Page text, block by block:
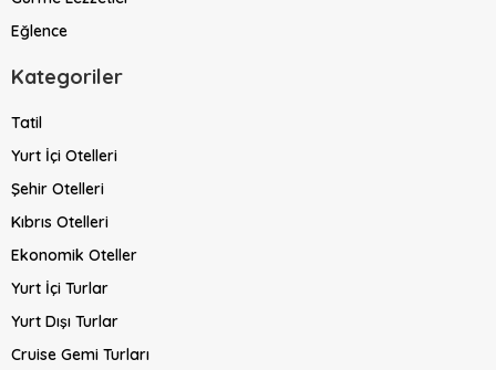
Eğlence
Kategoriler
Tatil
Yurt İçi Otelleri
Şehir Otelleri
Kıbrıs Otelleri
Ekonomik Oteller
Yurt İçi Turlar
Yurt Dışı Turlar
Cruise Gemi Turları